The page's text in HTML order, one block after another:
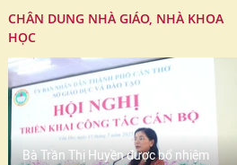
CHÂN DUNG NHÀ GIÁO, NHÀ KHOA
HỌC
Bà Trần Thị Huyền được bổ nhiệm